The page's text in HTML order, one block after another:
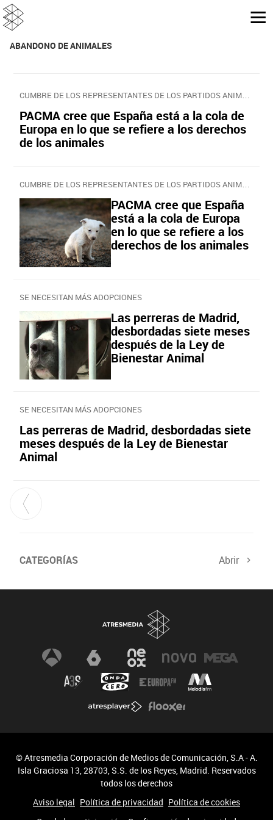
ABANDONO DE ANIMALES
CUMBRE DE LOS REPRESENTANTES DE LOS PARTIDOS ANIMALISTAS
PACMA cree que España está a la cola de
Europa en lo que se refiere a los derechos
de los animales
CUMBRE DE LOS REPRESENTANTES DE LOS PARTIDOS ANIMALISTAS
PACMA cree que España
está a la cola de Europa
en lo que se refiere a los
derechos de los animales
SE NECESITAN MÁS ADOPCIONES
Las perreras de Madrid,
desbordadas siete meses
después de la Ley de
Bienestar Animal
SE NECESITAN MÁS ADOPCIONES
Las perreras de Madrid, desbordadas siete
meses después de la Ley de Bienestar
Animal
CATEGORÍAS Abrir
© Atresmedia Corporación de Medios de Comunicación, S.A - A.
Isla Graciosa 13, 28703, S.S. de los Reyes, Madrid. Reservados
todos los derechos
Aviso legal Política de privacidad Política de cookies